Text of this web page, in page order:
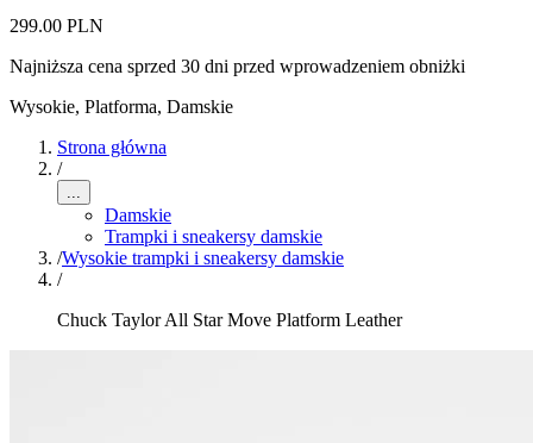
299.00 PLN
Najniższa cena sprzed 30 dni przed wprowadzeniem obniżki
Wysokie, Platforma, Damskie
Strona główna
/
...
Damskie
Trampki i sneakersy damskie
/Wysokie trampki i sneakersy damskie
/
Chuck Taylor All Star Move Platform Leather